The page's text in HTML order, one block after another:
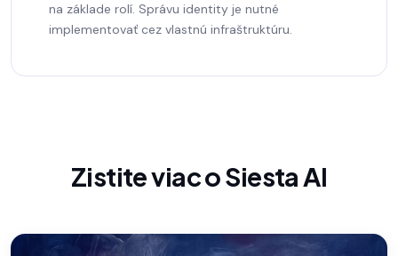
na základe rolí. Správu identity je nutné
implementovať cez vlastnú infraštruktúru.
Zistite viac o Siesta AI